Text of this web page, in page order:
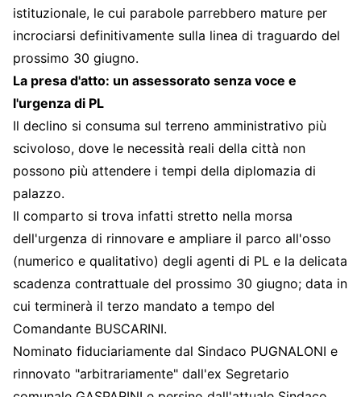
istituzionale, le cui parabole parrebbero mature per
incrociarsi definitivamente sulla linea di traguardo del
prossimo 30 giugno.
La presa d'atto: un assessorato senza voce e
l'urgenza di PL
Il declino si consuma sul terreno amministrativo più
scivoloso, dove le necessità reali della città non
possono più attendere i tempi della diplomazia di
palazzo.
Il comparto si trova infatti stretto nella morsa
dell'urgenza di rinnovare e ampliare il parco all'osso
(numerico e qualitativo) degli agenti di PL e la delicata
scadenza contrattuale del prossimo 30 giugno; data in
cui terminerà il terzo mandato a tempo del
Comandante BUSCARINI.
Nominato fiduciariamente dal Sindaco PUGNALONI e
rinnovato "arbitrariamente" dall'ex Segretario